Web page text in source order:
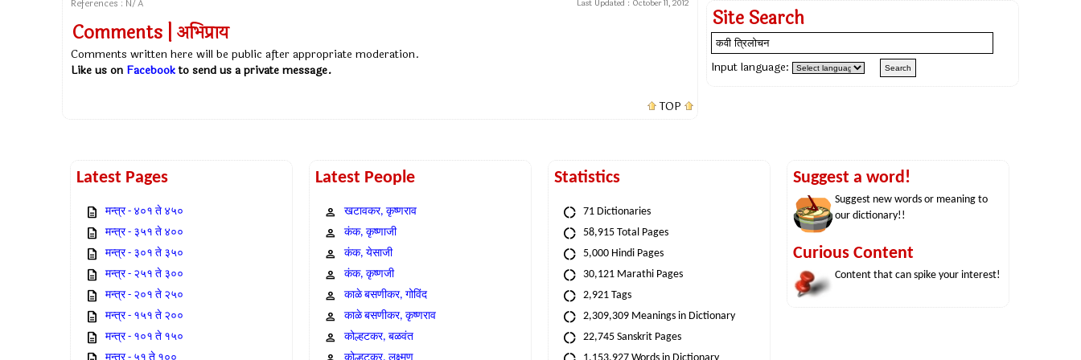
References : N/A Last Updated : October 11, 2012
Comments | अभिप्राय
Comments written here will be public after appropriate moderation.
Like us on Facebookto send us a private message.
TOP
Site Search
Input language:
Latest Pages
मन्त्र - ४०१ ते ४५०
मन्त्र - ३५१ ते ४००
मन्त्र - ३०१ ते ३५०
मन्त्र - २५१ ते ३००
मन्त्र - २०१ ते २५०
मन्त्र - १५१ ते २००
मन्त्र - १०१ ते १५०
Latest People
खटावकर, कृष्णराव
कंक, कृष्णाजी
कंक, येसाजी
कंक, कृष्णजी
काळे बसणीकर, गोविंद
काळे बसणीकर, कृष्णराव
कोल्हटकर, बळवंत
Statistics
71 Dictionaries
58,915 Total Pages
5,000 Hindi Pages
30,121 Marathi Pages
2,921 Tags
2,309,309 Meanings in Dictionary
22,745 Sanskrit Pages
Suggest a word!
Suggest new words or meaning to
our dictionary!!
Curious Content
Content that can spike your interest!